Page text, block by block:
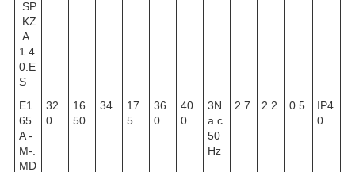
.SP
.KZ
.A.
1.4
0.E
S
E1
65
A -
M-.
MD
32
0
16
50
34
17
5
36
0
40
0
3N
a.c.
50
Hz
2.7 2.2 0.5
IP4
0